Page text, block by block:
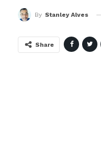
By Stanley Alves
Share